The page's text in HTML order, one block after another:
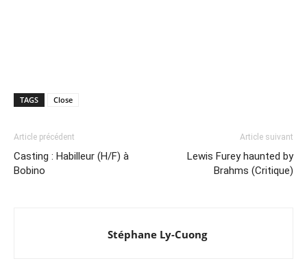
TAGS Close
Article précédent
Casting : Habilleur (H/F) à
Bobino
Article suivant
Lewis Furey haunted by
Brahms (Critique)
Stéphane Ly-Cuong